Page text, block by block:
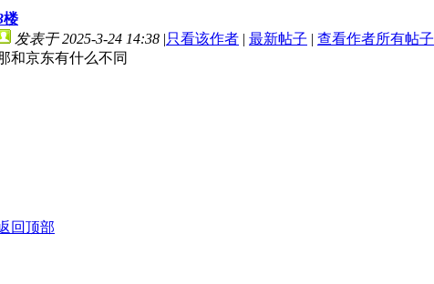
楼
发表于 2025-3-24 14:38 |只看该作者 | 最新帖子 | 查看作者所有帖子
和京东有什么不同
回顶部